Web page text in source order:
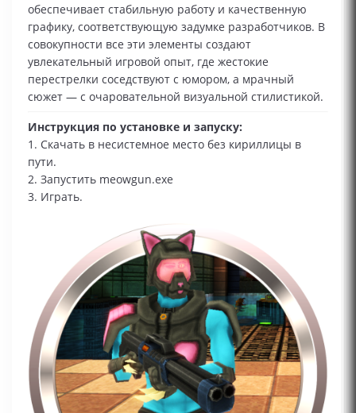
обеспечивает стабильную работу и качественную
графику, соответствующую задумке разработчиков. В
совокупности все эти элементы создают
увлекательный игровой опыт, где жестокие
перестрелки соседствуют с юмором, а мрачный
сюжет — с очаровательной визуальной стилистикой.
Инструкция по установке и запуску:
1. Скачать в несистемное место без кириллицы в
пути.
2. Запустить meowgun.exe
3. Играть.